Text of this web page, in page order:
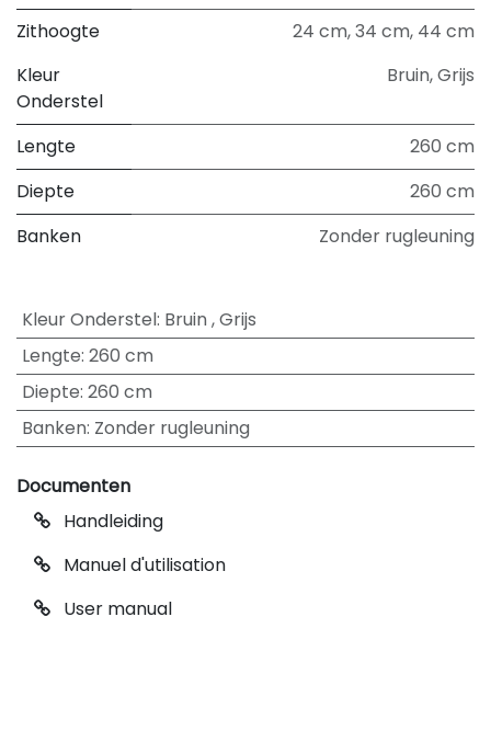
Zithoogte 24 cm,34 cm, 44 cm
Kleur
Onderstel
Bruin,Grijs
Lengte
260 cm
Diepte
260 cm
Banken
Zonder rugleuning
Kleur Onderstel: Bruin,Grijs
Lengte: 260 cm
Diepte: 260 cm
Banken: Zonder rugleuning
Documenten
Handleiding
Manuel d'utilisation
User manual